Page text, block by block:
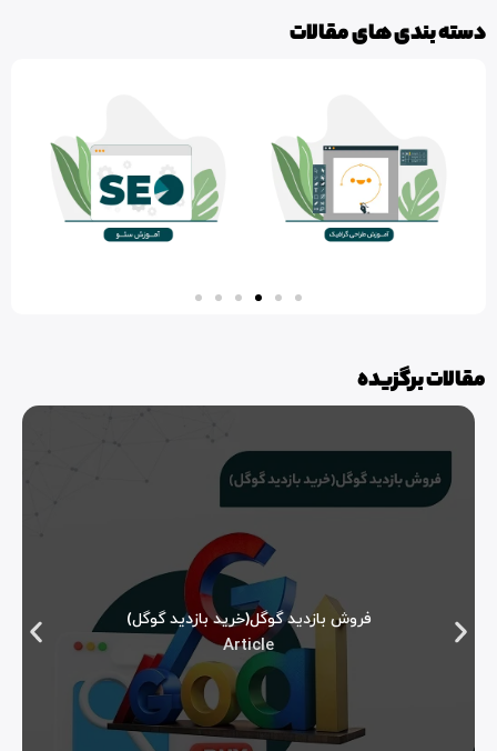
دسته بندی های مقالات
مقالات برگزیده
فروش بازدید گوگل(خرید بازدید گوگل)
Article